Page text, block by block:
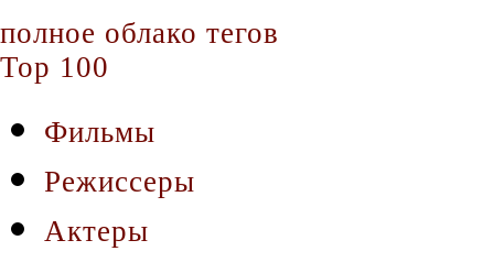
полное облако тегов
Top 100
Фильмы
Режиссеры
Актеры